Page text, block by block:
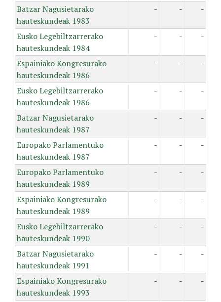
Batzar Nagusietarako
hauteskundeak 1983
- - -
Eusko Legebiltzarrerako
hauteskundeak 1984
- - -
Espainiako Kongresurako
hauteskundeak 1986
- - -
Eusko Legebiltzarrerako
hauteskundeak 1986
- - -
Batzar Nagusietarako
hauteskundeak 1987
- - -
Europako Parlamentuko
hauteskundeak 1987
- - -
Europako Parlamentuko
hauteskundeak 1989
- - -
Espainiako Kongresurako
hauteskundeak 1989
- - -
Eusko Legebiltzarrerako
hauteskundeak 1990
- - -
Batzar Nagusietarako
hauteskundeak 1991
- - -
Espainiako Kongresurako
hauteskundeak 1993
- - -